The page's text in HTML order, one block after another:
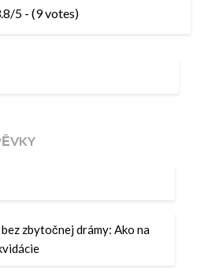
5 - (9 votes)
zbytočnej drámy: Ako na